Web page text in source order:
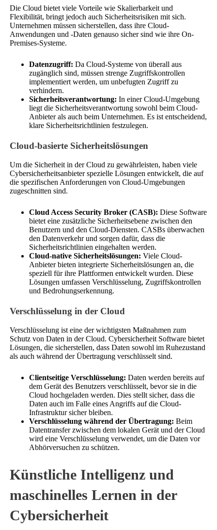
Die Cloud bietet viele Vorteile wie Skalierbarkeit und
Flexibilität, bringt jedoch auch Sicherheitsrisiken mit sich.
Unternehmen müssen sicherstellen, dass ihre Cloud-
Anwendungen und -Daten genauso sicher sind wie ihre On-
Premises-Systeme.
Datenzugriff: Da Cloud-Systeme von überall aus
zugänglich sind, müssen strenge Zugriffskontrollen
implementiert werden, um unbefugten Zugriff zu
verhindern.
Sicherheitsverantwortung: In einer Cloud-Umgebung
liegt die Sicherheitsverantwortung sowohl beim Cloud-
Anbieter als auch beim Unternehmen. Es ist entscheidend,
klare Sicherheitsrichtlinien festzulegen.
Cloud-basierte Sicherheitslösungen
Um die Sicherheit in der Cloud zu gewährleisten, haben viele
Cybersicherheitsanbieter spezielle Lösungen entwickelt, die auf
die spezifischen Anforderungen von Cloud-Umgebungen
zugeschnitten sind.
Cloud Access Security Broker (CASB): Diese Software
bietet eine zusätzliche Sicherheitsebene zwischen den
Benutzern und den Cloud-Diensten. CASBs überwachen
den Datenverkehr und sorgen dafür, dass die
Sicherheitsrichtlinien eingehalten werden.
Cloud-native Sicherheitslösungen: Viele Cloud-
Anbieter bieten integrierte Sicherheitslösungen an, die
speziell für ihre Plattformen entwickelt wurden. Diese
Lösungen umfassen Verschlüsselung, Zugriffskontrollen
und Bedrohungserkennung.
Verschlüsselung in der Cloud
Verschlüsselung ist eine der wichtigsten Maßnahmen zum
Schutz von Daten in der Cloud. Cybersicherheit Software bietet
Lösungen, die sicherstellen, dass Daten sowohl im Ruhezustand
als auch während der Übertragung verschlüsselt sind.
Clientseitige Verschlüsselung: Daten werden bereits auf
dem Gerät des Benutzers verschlüsselt, bevor sie in die
Cloud hochgeladen werden. Dies stellt sicher, dass die
Daten auch im Falle eines Angriffs auf die Cloud-
Infrastruktur sicher bleiben.
Verschlüsselung während der Übertragung: Beim
Datentransfer zwischen dem lokalen Gerät und der Cloud
wird eine Verschlüsselung verwendet, um die Daten vor
Abhörversuchen zu schützen.
Künstliche Intelligenz und
maschinelles Lernen in der
Cybersicherheit